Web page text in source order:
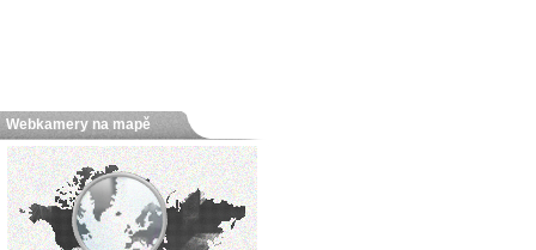
Webkamery na mapě